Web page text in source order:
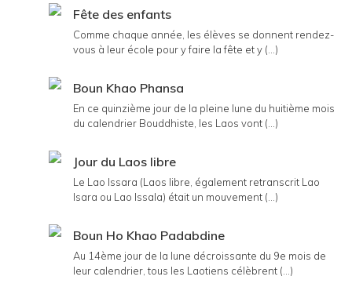
Fête des enfants
Comme chaque année, les élèves se donnent rendez-
vous à leur école pour y faire la fête et y (...)
Boun Khao Phansa
En ce quinzième jour de la pleine lune du huitième mois
du calendrier Bouddhiste, les Laos vont (...)
Jour du Laos libre
Le Lao Issara (Laos libre, également retranscrit Lao
Isara ou Lao Issala) était un mouvement (...)
Boun Ho Khao Padabdine
Au 14ème jour de la lune décroissante du 9e mois de
leur calendrier, tous les Laotiens célèbrent (...)